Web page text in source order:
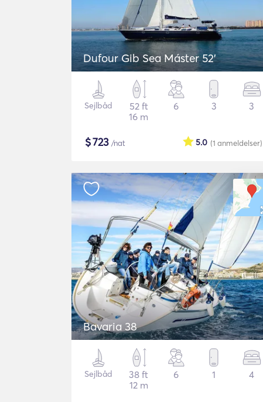
Dufour Gib Sea Máster 52’
Sejlbåd
52 ft
16 m
6 3 3
$723 /nat (1 anmeldelser)
5.0
Bavaria 38
Sejlbåd
38 ft
12 m
6 1 4